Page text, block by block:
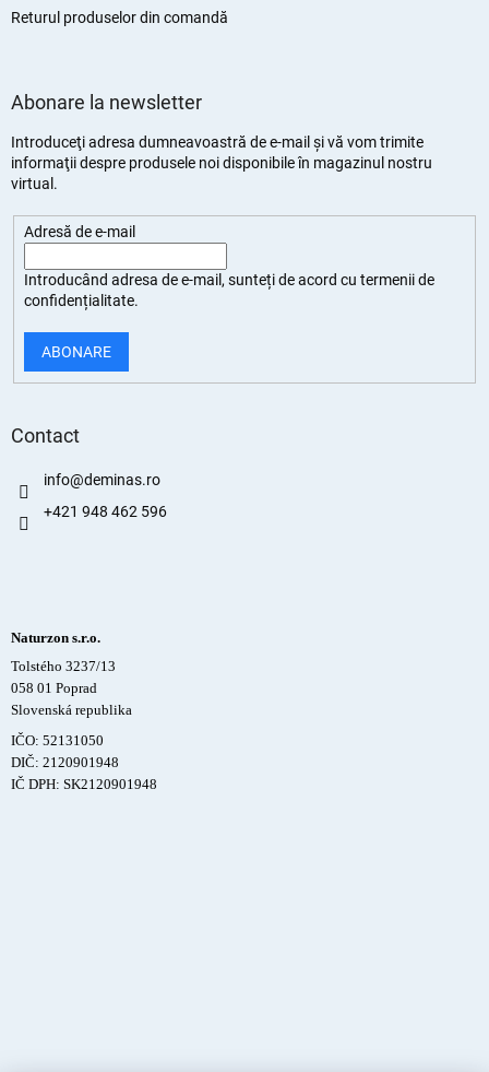
Returul produselor din comandă
Abonare la newsletter
Introduceţi adresa dumneavoastră de e-mail şi vă vom trimite
informaţii despre produsele noi disponibile în magazinul nostru
virtual.
Adresă de e-mail
Introducând adresa de e-mail, sunteți deacord cu termenii de
confidențialitate.
ABONARE
Contact
info@deminas.ro
+421 948 462 596
Naturzon s.r.o.
Tolstého 3237/13
058 01 Poprad
Slovenská republika
IČO: 52131050
DIČ: 2120901948
IČ DPH: SK2120901948